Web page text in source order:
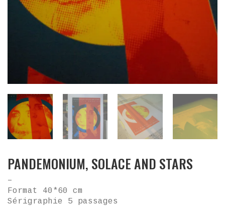
PANDEMONIUM, SOLACE AND STARS
–
Format 40*60 cm
Sérigraphie 5 passages